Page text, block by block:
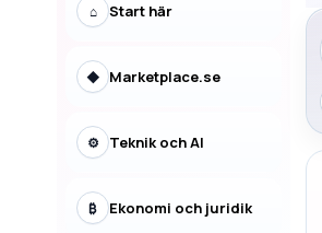
⌂ Start här
◆ Marketplace.se
⚙ Teknik och AI
₿ Ekonomi och juridik